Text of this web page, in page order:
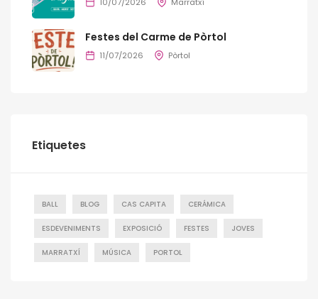
Festes del Carme de Pòrtol
11/07/2026 Pòrtol
Etiquetes
BALL BLOG CAS CAPITA CERÁMICA
ESDEVENIMENTS EXPOSICIÓ FESTES JOVES
MARRATXÍ MÚSICA PORTOL